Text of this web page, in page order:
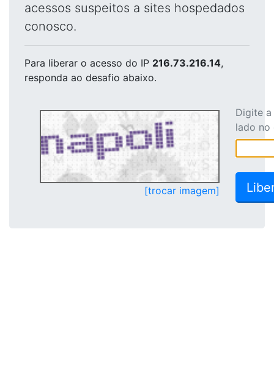
acessos suspeitos a sites hospedados
conosco.
Para liberar o acesso do IP 216.73.216.14,
responda ao desafio abaixo.
[trocar imagem]
Digite
lado no